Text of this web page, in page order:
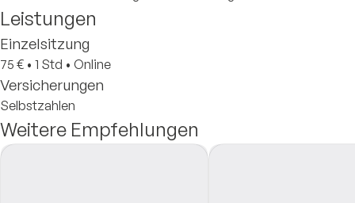
Leistungen
Einzelsitzung
75 € • 1 Std • Online
Versicherungen
Selbstzahlen
Weitere Empfehlungen